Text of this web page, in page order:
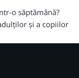
o săptămână?
și a copiilor